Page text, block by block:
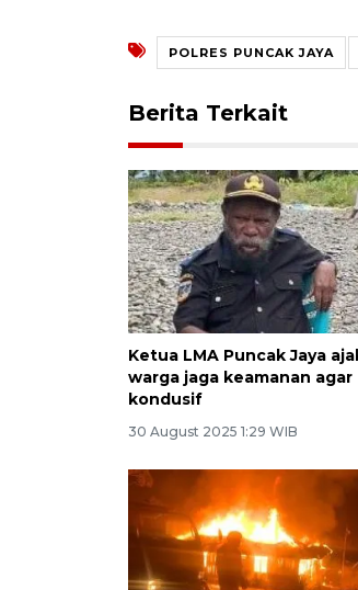
POLRES PUNCAK JAYA
Berita Terkait
Ketua LMA Puncak Jaya
warga jaga keamanan agar
kondusif
30 August 2025 1:29 WIB